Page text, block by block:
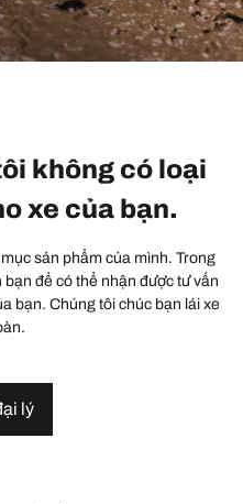
không có loại
xe của bạn.
sản phẩm của mình. Trong
để có thể nhận được tư vấn
bạn. Chúng tôi chúc bạn lái xe
lý